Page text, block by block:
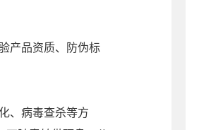
产品资质、防伪标
、病毒查杀等方